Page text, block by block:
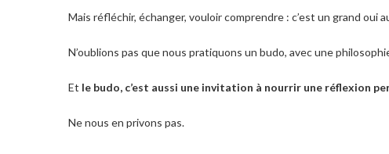
Mais réfléchir, échanger, vouloir comprendre : c’est un grand oui
N’oublions pas que nous pratiquons un budo, avec une
Et le budo, c’est aussi une invitation à nourrir une réflexion
Ne nous en privons pas.